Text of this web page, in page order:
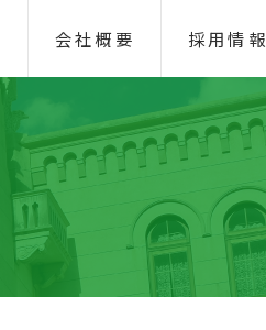
会社概要 採用情報